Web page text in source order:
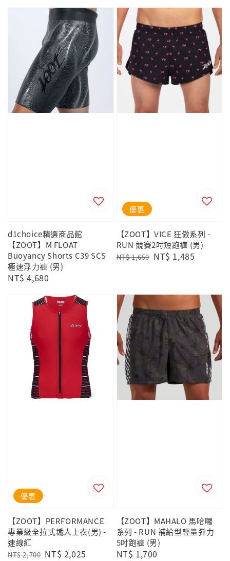
d1choice精選商品館
【ZOOT】M FLOAT
Buoyancy Shorts C39 SCS
極速浮力褲 (男)
Regular
NT$ 4,680
優惠
【ZOOT】VICE 狂傲系列 -
RUN 競賽2吋短跑褲 (男)
Regular
NT$ 1,650 Sale
NT$ 1,485
優惠
【ZOOT】PERFORMANCE
專業級全拉式鐵人上衣(男) -
速線紅
Regular
NT$ 2,700 Sale
NT$ 2,025
【ZOOT】MAHALO 馬哈囉
系列 - RUN 補給型輕量彈力
5吋跑褲 (男)
Regular
NT$ 1,700